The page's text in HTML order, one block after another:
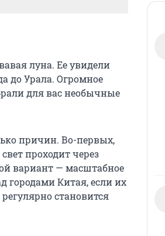
луна. Ее увидели
до Урала. Огромное
для вас необычные
причин. Во-первых,
проходит через
вариант — масштабное
городами Китая, если их
становится